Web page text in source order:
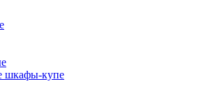
шкафы-купе